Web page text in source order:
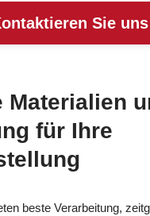
Sie uns
Materialien
für Ihre
beste Verarbeitung,